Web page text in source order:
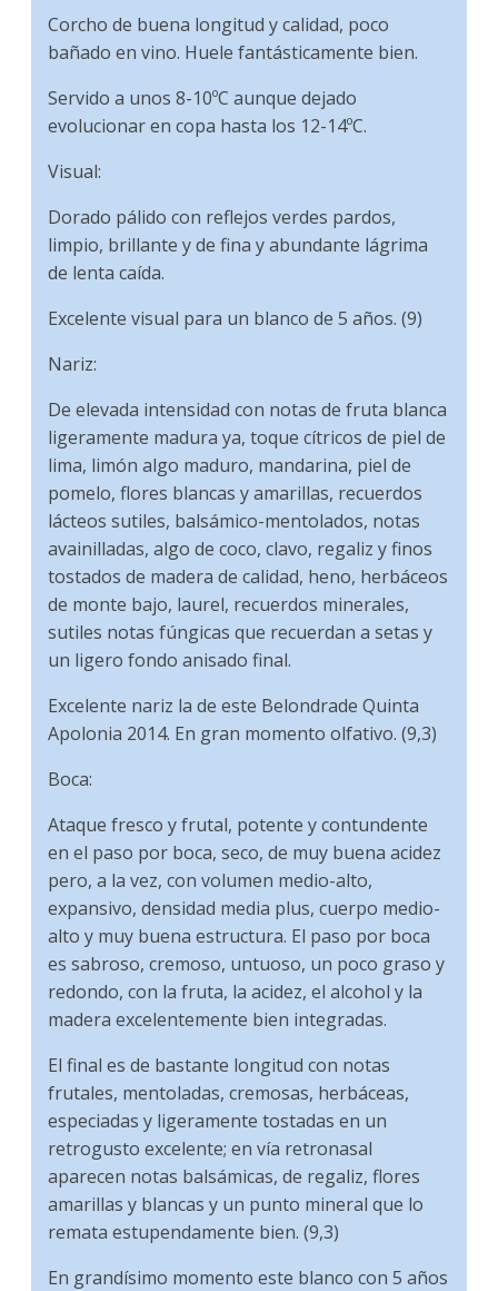
Corcho de buena longitud y calidad, poco
bañado en vino. Huele fantásticamente bien.
Servido a unos 8-10ºC aunque dejado
evolucionar en copa hasta los 12-14ºC.
Visual:
Dorado pálido con reflejos verdes pardos,
limpio, brillante y de fina y abundante lágrima
de lenta caída.
Excelente visual para un blanco de 5 años. (9)
Nariz:
De elevada intensidad con notas de fruta blanca
ligeramente madura ya, toque cítricos de piel de
lima, limón algo maduro, mandarina, piel de
pomelo, flores blancas y amarillas, recuerdos
lácteos sutiles, balsámico-mentolados, notas
avainilladas, algo de coco, clavo, regaliz y finos
tostados de madera de calidad, heno, herbáceos
de monte bajo, laurel, recuerdos minerales,
sutiles notas fúngicas que recuerdan a setas y
un ligero fondo anisado final.
Excelente nariz la de este Belondrade Quinta
Apolonia 2014. En gran momento olfativo. (9,3)
Boca:
Ataque fresco y frutal, potente y contundente
en el paso por boca, seco, de muy buena acidez
pero, a la vez, con volumen medio-alto,
expansivo, densidad media plus, cuerpo medio-
alto y muy buena estructura. El paso por boca
es sabroso, cremoso, untuoso, un poco graso y
redondo, con la fruta, la acidez, el alcohol y la
madera excelentemente bien integradas.
El final es de bastante longitud con notas
frutales, mentoladas, cremosas, herbáceas,
especiadas y ligeramente tostadas en un
retrogusto excelente; en vía retronasal
aparecen notas balsámicas, de regaliz, flores
amarillas y blancas y un punto mineral que lo
remata estupendamente bien. (9,3)
En grandísimo momento este blanco con 5 años